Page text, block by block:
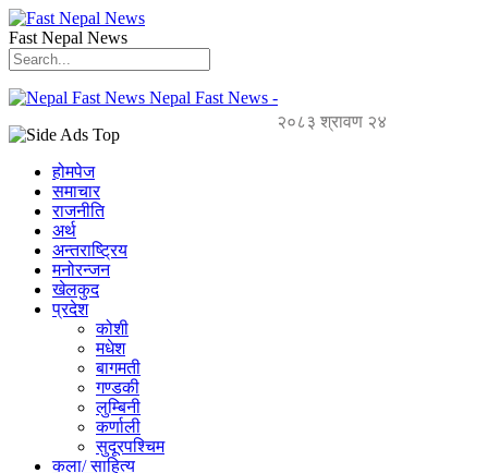
Fast Nepal News
Nepal Fast News -
२०८३ श्रावण २४
होमपेज
समाचार
राजनीति
अर्थ
अन्तराष्ट्रिय
मनोरन्जन
खेलकुद
प्रदेश
कोशी
मधेश
बागमती
गण्डकी
लुम्बिनी
कर्णाली
सुदूरपश्चिम
कला/ साहित्य